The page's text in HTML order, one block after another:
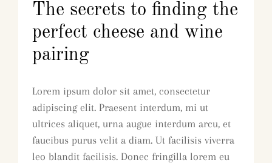
The secrets to finding the
perfect cheese and wine
pairing
Lorem ipsum dolor sit amet, consectetur
adipiscing elit. Praesent interdum, mi ut
ultrices aliquet, urna augue interdum arcu, et
faucibus purus velit a diam. Ut facilisis viverra
leo blandit facilisis. Donec fringilla lorem eu